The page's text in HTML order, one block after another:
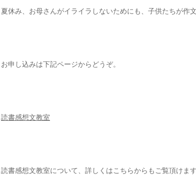
夏休み、お母さんがイライラしないためにも、子供たちが作
お申し込みは下記ページからどうぞ。
読書感想文教室
読書感想文教室について、詳しくはこちらからもご覧頂けます